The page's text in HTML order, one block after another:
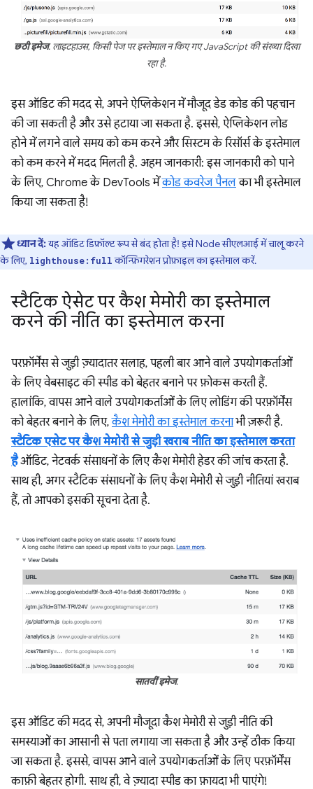
छठी इमेज. लाइटहाउस, किसी पेज पर इस्तेमाल न किए गए JavaScript की संख्या दिखा
रहा है.
इस ऑडिट की मदद से, अपने ऐप्लिकेशन में मौजूद डेड कोड की पहचान
की जा सकती है और उसे हटाया जा सकता है. इससे, ऐप्लिकेशन लोड
होने में लगने वाले समय को कम करने और सिस्टम के रिसॉर्स के इस्तेमाल
को कम करने में मदद मिलती है. अहम जानकारी: इस जानकारी को पाने
के लिए, Chrome के DevTools मेंकोड कवरेज पैनलका भी इस्तेमाल
किया जा सकता है!
ध्यान दें:यह ऑडिट डिफ़ॉल्ट रूप से बंद होता है! इसे Node सीएलआई में चालू करने
के लिए, lighthouse:fullकॉन्फ़िगरेशन प्रोफ़ाइलका इस्तेमाल करें.
स्टैटिक ऐसेट पर कैश मेमोरी का इस्तेमाल
करने की नीति का इस्तेमाल करना
परफ़ॉर्मेंस से जुड़ी ज़्यादातर सलाह, पहली बार आने वाले उपयोगकर्ताओं
के लिए वेबसाइट की स्पीड को बेहतर बनाने पर फ़ोकस करती हैं.
हालांकि, वापस आने वाले उपयोगकर्ताओं के लिए लोडिंग की परफ़ॉर्मेंस
को बेहतर बनाने के लिए,कैश मेमोरी का इस्तेमाल करनाभी ज़रूरी है.
स्टैटिक एसेट पर कैश मेमोरी से जुड़ी खराब नीति का इस्तेमाल करता
हैऑडिट, नेटवर्क संसाधनों के लिए कैश मेमोरी हेडर की जांच करता है.
साथ ही, अगर स्टैटिक संसाधनों के लिए कैश मेमोरी से जुड़ी नीतियां खराब
हैं, तो आपको इसकी सूचना देता है.
सातवीं इमेज.
इस ऑडिट की मदद से, अपनी मौजूदा कैश मेमोरी से जुड़ी नीति की
समस्याओं का आसानी से पता लगाया जा सकता है और उन्हें ठीक किया
जा सकता है. इससे, वापस आने वाले उपयोगकर्ताओं के लिए परफ़ॉर्मेंस
काफ़ी बेहतर होगी. साथ ही, वे ज़्यादा स्पीड का फ़ायदा भी पाएंगे!